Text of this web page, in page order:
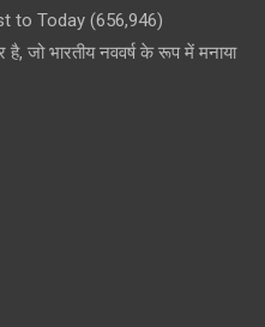
to Today (656,946)
है, जो भारतीय नववर्ष के रूप में मनाया